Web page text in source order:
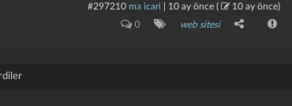
#297210 ma icari 10 ay önce ( 10 ay önce)
0 web sitesi